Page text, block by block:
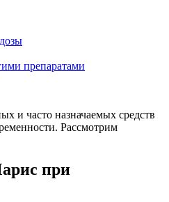
препаратами
и часто назначаемых средств
Рассмотрим
при